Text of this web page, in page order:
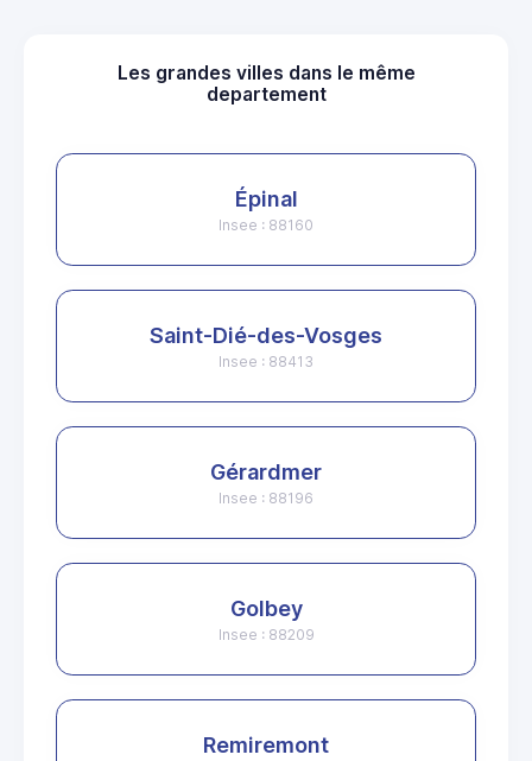
Les grandes villes dans le même
departement
Épinal
Insee : 88160
Saint-Dié-des-Vosges
Insee : 88413
Gérardmer
Insee : 88196
Golbey
Insee : 88209
Remiremont